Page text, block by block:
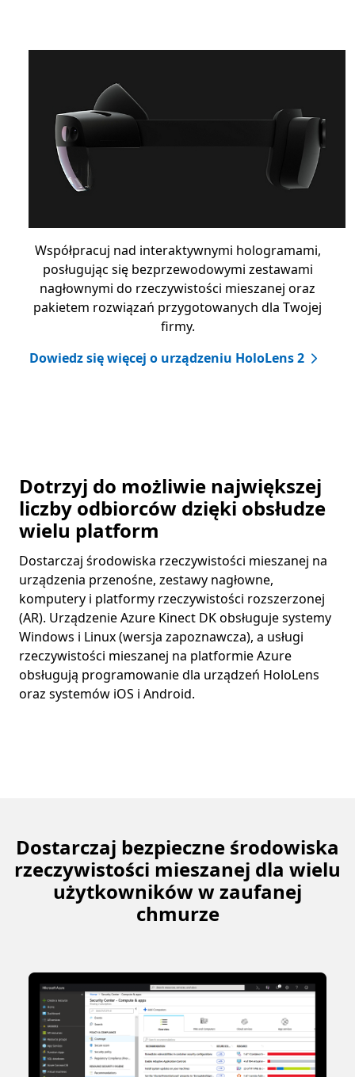
Współpracuj nad interaktywnymi hologramami,
posługując się bezprzewodowymi zestawami
nagłownymi do rzeczywistości mieszanej oraz
pakietem rozwiązań przygotowanych dla Twojej
firmy.
Dowiedz się więcej o urządzeniu HoloLens 2
Dotrzyj do możliwie największej
liczby odbiorców dzięki obsłudze
wielu platform
Dostarczaj środowiska rzeczywistości mieszanej na
urządzenia przenośne, zestawy nagłowne,
komputery i platformy rzeczywistości rozszerzonej
(AR). Urządzenie Azure Kinect DK obsługuje systemy
Windows i Linux (wersja zapoznawcza), a usługi
rzeczywistości mieszanej na platformie Azure
obsługują programowanie dla urządzeń HoloLens
oraz systemów iOS i Android.
Dostarczaj bezpieczne środowiska
rzeczywistości mieszanej dla wielu
użytkowników w zaufanej
chmurze